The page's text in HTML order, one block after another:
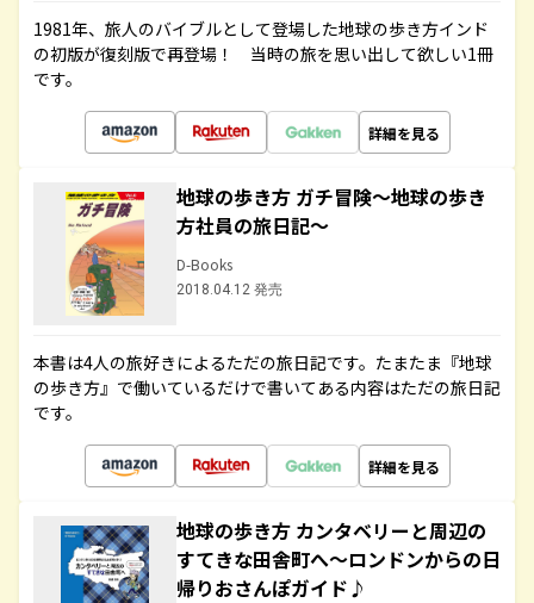
1981年、旅人のバイブルとして登場した地球の歩き方インド
の初版が復刻版で再登場！ 当時の旅を思い出して欲しい1冊
です。
詳細を見る
地球の歩き方 ガチ冒険～地球の歩き
方社員の旅日記～
D-Books
2018.04.12 発売
本書は4人の旅好きによるただの旅日記です。たまたま『地球
の歩き方』で働いているだけで書いてある内容はただの旅日記
です。
詳細を見る
地球の歩き方 カンタベリーと周辺の
すてきな田舎町へ～ロンドンからの日
帰りおさんぽガイド♪